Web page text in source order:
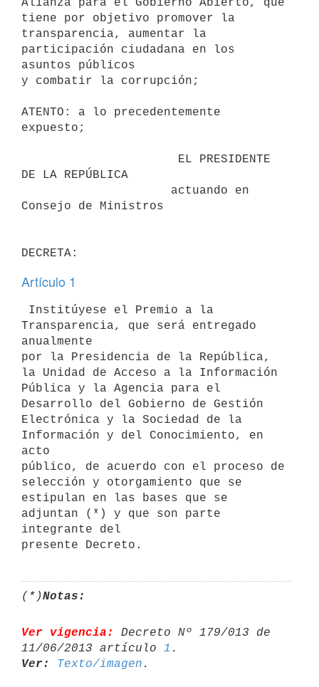
tiene por objetivo promover la
transparencia, aumentar la
participación ciudadana en los
asuntos públicos
y combatir la corrupción;
ATENTO: a lo precedentemente
expuesto;
DE LA REPÚBLICA
Consejo de Ministros
Artículo 1
Transparencia, que será entregado
anualmente
por la Presidencia de la República,
la Unidad de Acceso a la Información
Pública y la Agencia para el
Desarrollo del Gobierno de Gestión
Electrónica y la Sociedad de la
Información y del Conocimiento, en
acto
público, de acuerdo con el proceso de
selección y otorgamiento que se
estipulan en las bases que se
adjuntan (*) y que son parte
integrante del
(*)Notas:
Ver vigencia:
Decreto Nº 179/013 de
11/06/2013 artículo 1
Ver:
Texto/imagen